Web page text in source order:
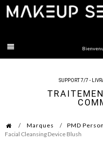
SUPPORT 7/7 -
Marques PMD
Facial Cleansing Device Blush